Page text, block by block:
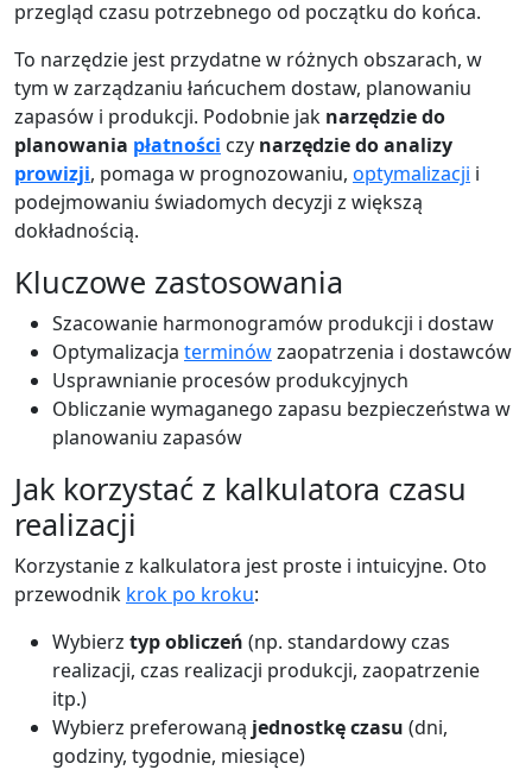
przegląd czasu potrzebnego od początku do końca.
To narzędzie jest przydatne w różnych obszarach, w
tym w zarządzaniu łańcuchem dostaw, planowaniu
zapasów i produkcji. Podobnie jak narzędzie do
planowania płatności czy narzędzie do analizy
prowizji, pomaga w prognozowaniu, optymalizacji i
podejmowaniu świadomych decyzji z większą
dokładnością.
Kluczowe zastosowania
Szacowanie harmonogramów produkcji i dostaw
Optymalizacja terminówzaopatrzenia i dostawców
Usprawnianie procesów produkcyjnych
Obliczanie wymaganego zapasu bezpieczeństwa w
planowaniu zapasów
Jak korzystać z kalkulatora czasu
realizacji
Korzystanie z kalkulatora jest proste i intuicyjne. Oto
przewodnik krok po kroku:
Wybierz typ obliczeń (np. standardowy czas
realizacji, czas realizacji produkcji, zaopatrzenie
itp.)
Wybierz preferowaną jednostkę czasu (dni,
godziny, tygodnie, miesiące)